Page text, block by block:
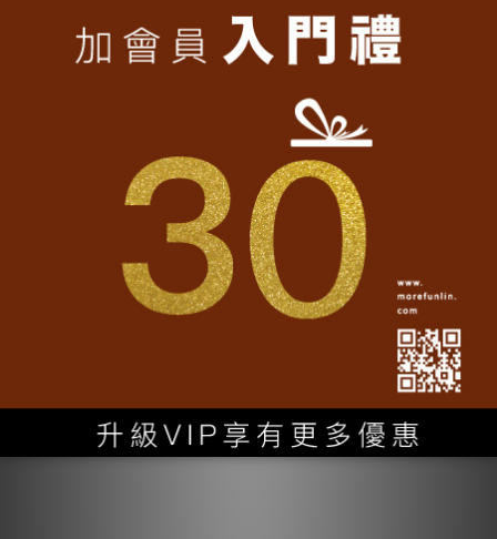
............................................................
【產地及材質】
延長衣物壽命的保養方法
了解更多